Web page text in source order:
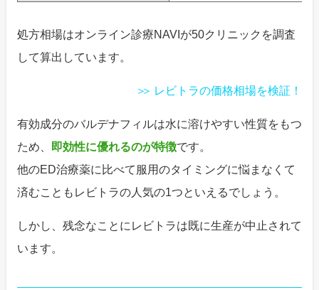
処方相場はオンライン診療NAVIが50クリニックを調査
して算出しています。
レビトラの価格相場を検証！
有効成分のバルデナフィルは水に溶けやすい性質をもつ
ため、
即効性に優れるのが特徴です。
他のED治療薬に比べて服用のタイミングに悩まなくて
済むこともレビトラの人気の1つといえるでしょう。
しかし、残念なことにレビトラは既に生産が中止されて
います。